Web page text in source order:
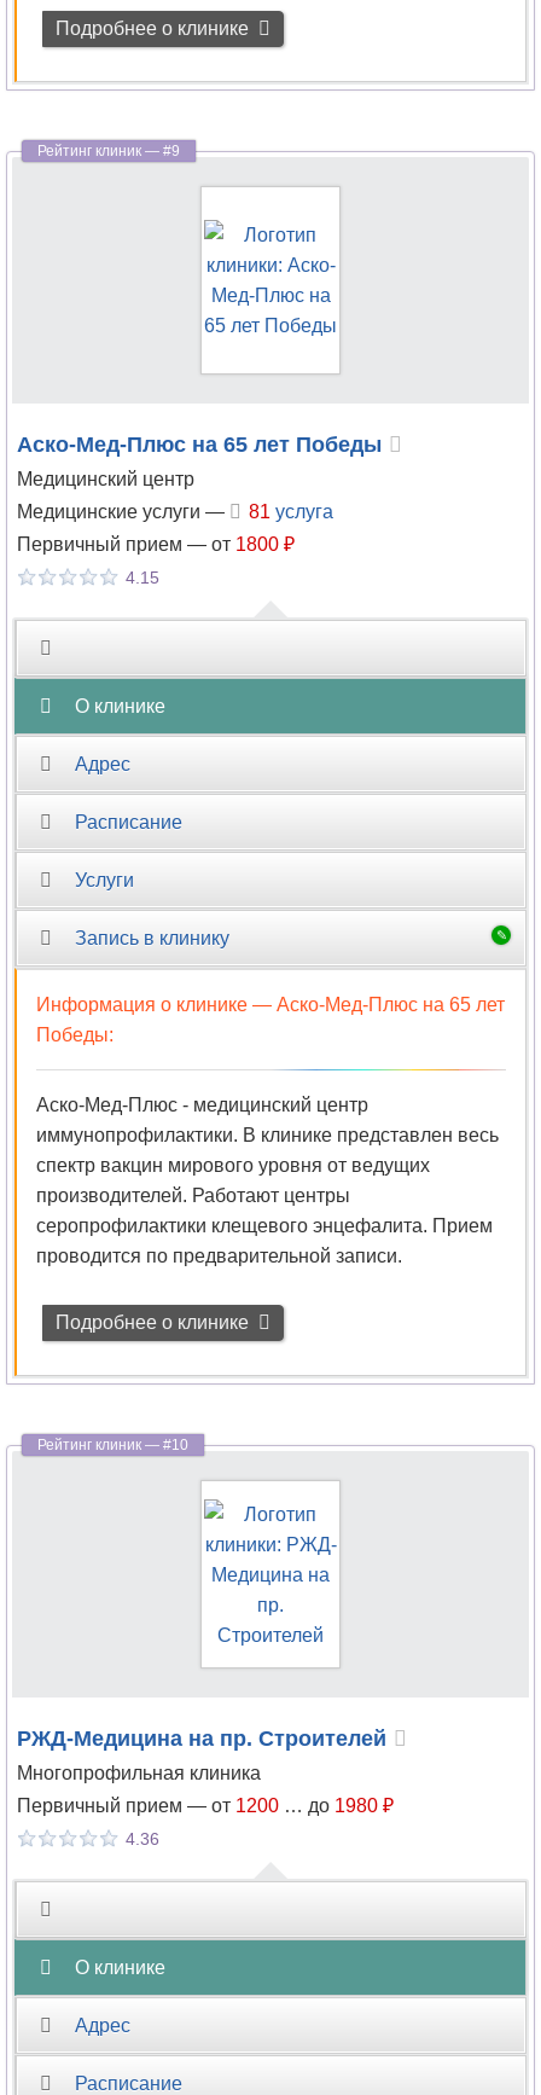
Подробнее о клинике
Аско-Мед-Плюс на 65 лет Победы
Медицинский центр
Медицинские услуги —
81 услуга
Первичный прием — от 1800 ₽
4.15
О клинике
Адрес
Расписание
Услуги
Запись в клинику
Информация о клинике — Аско-Мед-Плюс на 65 лет
Победы:
Аско-Мед-Плюс - медицинский центр
иммунопрофилактики. В клинике представлен весь
спектр вакцин мирового уровня от ведущих
производителей. Работают центры
серопрофилактики клещевого энцефалита. Прием
проводится по предварительной записи.
Подробнее о клинике
РЖД-Медицина на пр. Строителей
Многопрофильная клиника
Первичный прием — от 1200 … до 1980 ₽
4.36
О клинике
Адрес
Расписание